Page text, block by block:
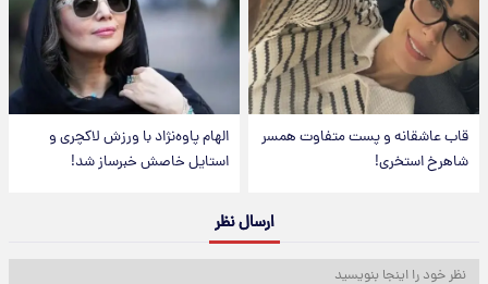
قاب عاشقانه و پست متفاوت همسر
شاهرخ استخری!
الهام پاوه‌نژاد با ورزش لاکچری و
استایل خاصش خبرساز شد!
ارسال نظر